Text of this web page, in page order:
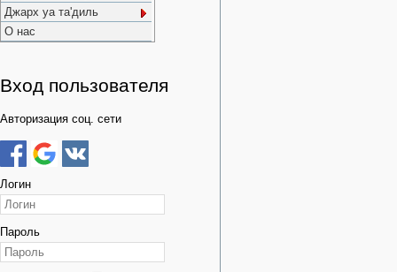
Джарх уа та'диль
О нас
Вход пользователя
Авторизация соц. сети
Логин
Пароль